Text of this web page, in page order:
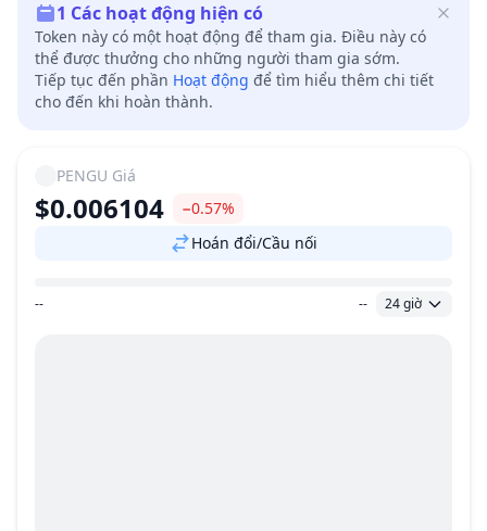
1 Các hoạt động hiện có
Token này có một hoạt động để tham gia. Điều này có
thể được thưởng cho những người tham gia sớm.
Tiếp tục đến phần Hoạt động để tìm hiểu thêm chi tiết
cho đến khi hoàn thành.
PENGU Giá
$0.006104
−0.57%
Hoán đổi/Cầu nối
Khoảng giá
-- -- 24 giờ